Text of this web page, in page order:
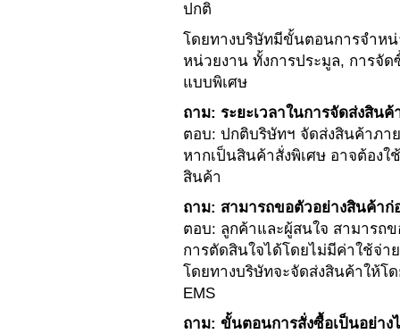
ปกติ
โดยทางบริษัทมีขั้นตอนการจำห
หน่วยงาน ทั้งการประมูล, การจั
แบบพิเศษ
ถาม: ระยะเวลาในการจัดส่งสินค้
ตอบ: ปกติบริษัทฯ จัดส่งสินค้าภา
หากเป็นสินค้าสั่งพิเศษ อาจต้อง
สินค้า
ถาม: สามารถขอตัวอย่างสินค้าก่
ตอบ: ลูกค้าและผู้สนใจ สามารถ
การตัดสินใจได้โดยไม่มีค่าใช้จ่าย
โดยทางบริษัทจะจัดส่งสินค้าให้โ
EMS
ถาม: ขั้นตอนการสั่งซื้อเป็นอย่าง